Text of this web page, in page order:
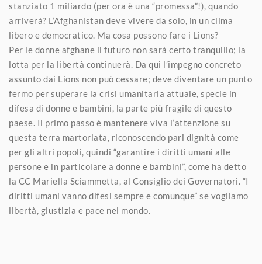
stanziato 1 miliardo (per ora è una “promessa”!), quando
arriverà? L’Afghanistan deve vivere da solo, in un clima
libero e democratico. Ma cosa possono fare i Lions?
Per le donne afghane il futuro non sarà certo tranquillo; la
lotta per la libertà continuerà. Da qui l’impegno concreto
assunto dai Lions non può cessare; deve diventare un punto
fermo per superare la crisi umanitaria attuale, specie in
difesa di donne e bambini, la parte più fragile di questo
paese. Il primo passo è mantenere viva l’attenzione su
questa terra martoriata, riconoscendo pari dignità come
per gli altri popoli, quindi “garantire i diritti umani alle
persone e in particolare a donne e bambini”, come ha detto
la CC Mariella Sciammetta, al Consiglio dei Governatori. “I
diritti umani vanno difesi sempre e comunque” se vogliamo
libertà, giustizia e pace nel mondo.